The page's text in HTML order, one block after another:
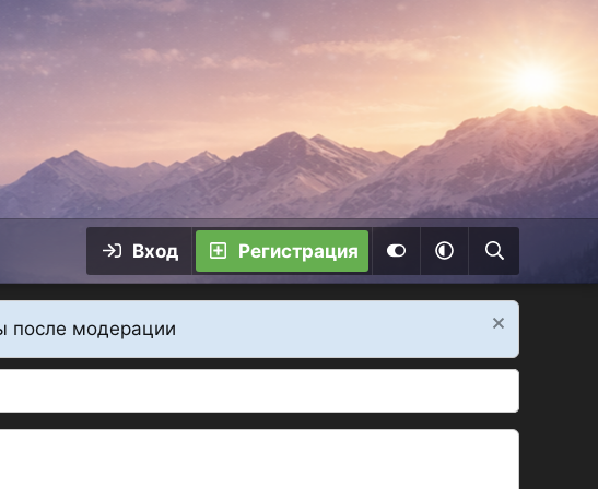
Вход Регистрация
после модерации